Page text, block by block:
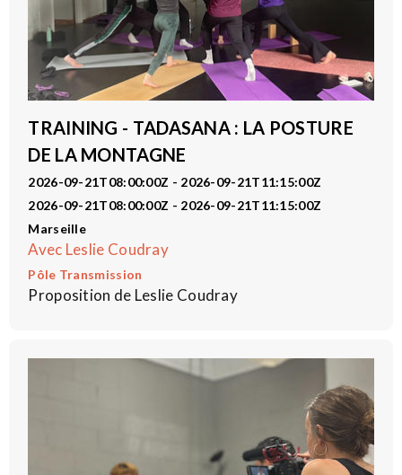
TRAINING - TADASANA : LA POSTURE
DE LA MONTAGNE
2026-09-21T08:00:00Z - 2026-09-21T11:15:00Z
2026-09-21T08:00:00Z - 2026-09-21T11:15:00Z
Marseille
Avec Leslie Coudray
Pôle Transmission
Proposition de Leslie Coudray